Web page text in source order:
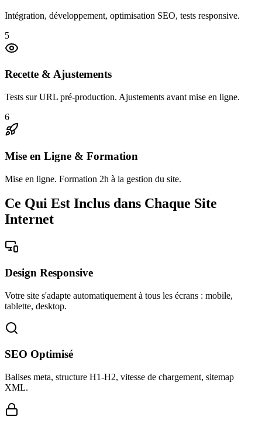
Intégration, développement, optimisation SEO, tests responsive.
5
Recette & Ajustements
Tests sur URL pré-production. Ajustements avant mise en ligne.
6
Mise en Ligne & Formation
Mise en ligne. Formation 2h à la gestion du site.
Ce Qui Est Inclus dans Chaque Site
Internet
Design Responsive
Votre site s'adapte automatiquement à tous les écrans : mobile,
tablette, desktop.
SEO Optimisé
Balises meta, structure H1-H2, vitesse de chargement, sitemap
XML.